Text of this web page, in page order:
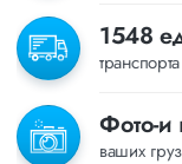
1548
Фото-и
ваших